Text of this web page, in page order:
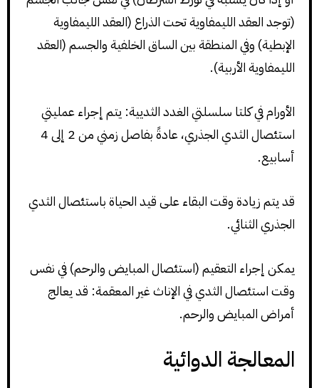
(توجد العقد الليمفاوية تحت الذراع (العقد الليمفاوية
الإبطية) وفي المنطقة بين الساق الخلفية والجسم (العقد
الليمفاوية الأربية).
الأورام في كلتا سلسلتي الغدد الثديية: يتم إجراء عمليتي
استئصال الثدي الجذري، عادةً بفاصل زمني من 2 إلى 4
أسابيع.
قد يتم زيادة وقت البقاء على قيد الحياة باستئصال الثدي
الجذري الثنائي.
يمكن إجراء التعقيم (استئصال المبايض والرحم) في نفس
وقت استئصال الثدي في الإناث غير المعقمة: قد يعالج
أمراض المبايض والرحم.
المعالجة الدوائية